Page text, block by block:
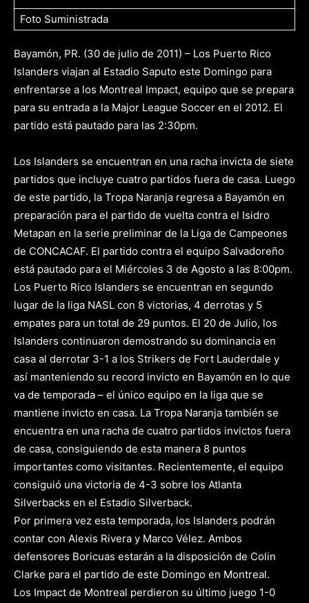
Foto Suministrada
Bayamón, PR. (30 de julio de 2011) – Los Puerto Rico
Islanders viajan al Estadio Saputo este Domingo para
enfrentarse a los Montreal Impact, equipo que se prepara
para su entrada a la Major League Soccer en el 2012. El
partido está pautado para las 2:30pm.
Los Islanders se encuentran en una racha invicta de siete
partidos que incluye cuatro partidos fuera de casa. Luego
de este partido, la Tropa Naranja regresa a Bayamón en
preparación para el partido de vuelta contra el Isidro
Metapan en la serie preliminar de la Liga de Campeones
de CONCACAF. El partido contra el equipo Salvadoreño
está pautado para el Miércoles 3 de Agosto a las 8:00pm.
Los Puerto Rico Islanders se encuentran en segundo
lugar de la liga NASL con 8 victorias, 4 derrotas y 5
empates para un total de 29 puntos. El 20 de Julio, los
Islanders continuaron demostrando su dominancia en
casa al derrotar 3-1 a los Strikers de Fort Lauderdale y
así manteniendo su record invicto en Bayamón en lo que
va de temporada – el único equipo en la liga que se
mantiene invicto en casa. La Tropa Naranja también se
encuentra en una racha de cuatro partidos invictos fuera
de casa, consiguiendo de esta manera 8 puntos
importantes como visitantes. Recientemente, el equipo
consiguió una victoria de 4-3 sobre los Atlanta
Silverbacks en el Estadio Silverback.
Por primera vez esta temporada, los Islanders podrán
contar con Alexis Rivera y Marco Vélez. Ambos
defensores Boricuas estarán a la disposición de Colin
Clarke para el partido de este Domingo en Montreal.
Los Impact de Montreal perdieron su último juego 1-0